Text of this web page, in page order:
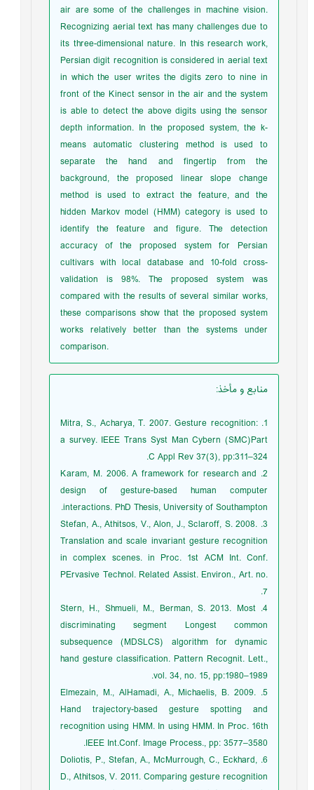
air are some of the challenges in machine vision.
Recognizing aerial text has many challenges due to
its three-dimensional nature. In this research work,
Persian digit recognition is considered in aerial text
in which the user writes the digits zero to nine in
front of the Kinect sensor in the air and the system
is able to detect the above digits using the sensor
depth information. In the proposed system, the k-
means automatic clustering method is used to
separate the hand and fingertip from the
background, the proposed linear slope change
method is used to extract the feature, and the
hidden Markov model (HMM) category is used to
identify the feature and figure. The detection
accuracy of the proposed system for Persian
cultivars with local database and 10-fold cross-
validation is 98%. The proposed system was
compared with the results of several similar works,
these comparisons show that the proposed system
works relatively better than the systems under
comparison.
منابع و مأخذ:
1. Mitra, S., Acharya, T. 2007. Gesture recognition:
a survey. IEEE Trans Syst Man Cybern (SMC)Part
C Appl Rev 37(3), pp:311–324.
2. Karam, M. 2006. A framework for research and
design of gesture-based human computer
interactions. PhD Thesis, University of Southampton.
3. Stefan, A., Athitsos, V., Alon, J., Sclaroff, S. 2008.
Translation and scale invariant gesture recognition
in complex scenes. in Proc. 1st ACM Int. Conf.
PErvasive Technol. Related Assist. Environ., Art. no.
7.
4. Stern, H., Shmueli, M., Berman, S. 2013. Most
discriminating segment Longest common
subsequence (MDSLCS) algorithm for dynamic
hand gesture classification. Pattern Recognit. Lett.,
vol. 34, no. 15, pp:1980–1989.
5. Elmezain, M., AlHamadi, A., Michaelis, B. 2009.
Hand trajectory-based gesture spotting and
recognition using HMM. In using HMM. In Proc. 16th
IEEE Int.Conf. Image Process., pp: 3577–3580.
6. Doliotis, P., Stefan, A., McMurrough, C., Eckhard,
D., Athitsos, V. 2011. Comparing gesture recognition